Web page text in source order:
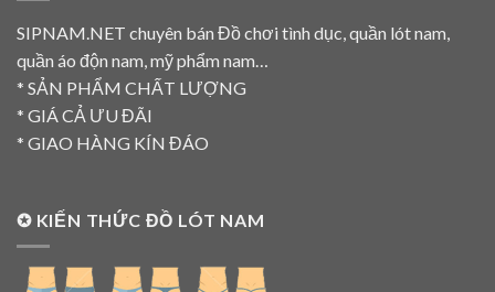
SIPNAM.NET chuyên bán Đồ chơi tình dục, quần lót nam,
quần áo độn nam, mỹ phẩm nam…
* SẢN PHẨM CHẤT LƯỢNG
* GIÁ CẢ ƯU ĐÃI
* GIAO HÀNG KÍN ĐÁO
✪ KIẾN THỨC ĐỒ LÓT NAM